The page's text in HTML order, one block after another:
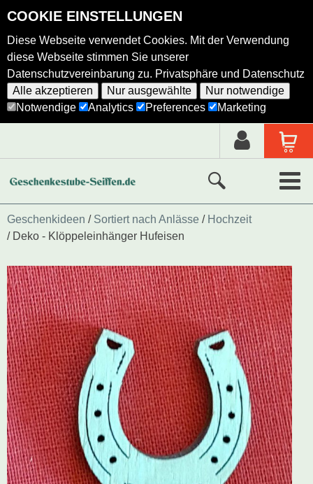
COOKIE EINSTELLUNGEN
Diese Webseite verwendet Cookies. Mit der Verwendung
diese Webseite stimmen Sie unserer
Datenschutzvereinbarung zu. Privatsphäre und Datenschutz
Alle akzeptieren
Nur ausgewählte
Nur notwendige
Notwendige
Analytics Preferences Marketing
Neue Produkte
Alle Produkte
Holzkunst nach Hersteller
Schwibbogen
Räucherfiguren
Pyramiden
Geschenkideen Sortiert nach Anlässe
Hochzeit
Deko - Klöppeleinhänger Hufeisen